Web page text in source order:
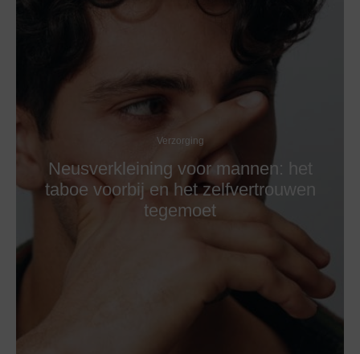
Verzorging
Neusverkleining voor mannen: het
taboe voorbij en het zelfvertrouwen
tegemoet